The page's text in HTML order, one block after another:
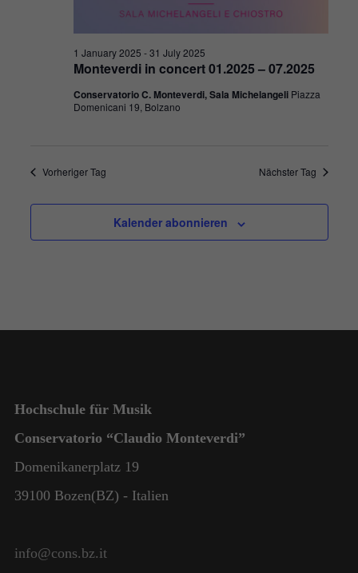
Monteverdi in concert 01.2025 – 07.2025
1 January 2025 -31 July 2025
Conservatorio C. Monteverdi, Sala Michelangeli Piazza
Domenicani 19, Bolzano
Vorheriger Tag Nächster Tag
Kalender abonnieren
Hochschule für Musik
Conservatorio “Claudio Monteverdi”
Domenikanerplatz 19
39100 Bozen(BZ) - Italien
info@cons.bz.it